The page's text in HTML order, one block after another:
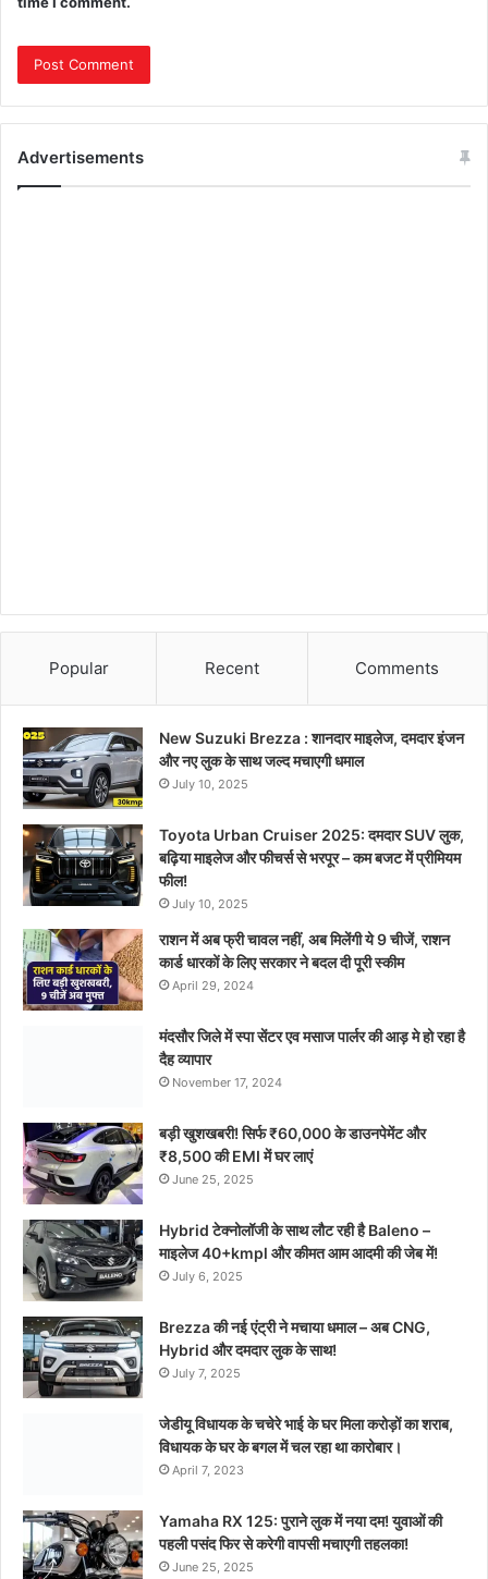
Advertisements
Popular Recent Comments
New Suzuki Brezza : शानदार माइलेज, दमदार इंजन
और नए लुक के साथ जल्द मचाएगी धमाल
July 10, 2025
Toyota Urban Cruiser 2025: दमदार SUV लुक,
बढ़िया माइलेज और फीचर्स से भरपूर – कम बजट में प्रीमियम
फील!
July 10, 2025
राशन में अब फ्री चावल नहीं, अब मिलेंगी ये 9 चीजें, राशन
कार्ड धारकों के लिए सरकार ने बदल दी पूरी स्कीम
April 29, 2024
मंदसौर जिले में स्पा सेंटर एव मसाज पार्लर की आड़ मे हो रहा है
दैह व्यापार
November 17, 2024
बड़ी खुशखबरी! सिर्फ ₹60,000 के डाउनपेमेंट और
₹8,500 की EMI में घर लाएं
June 25, 2025
Hybrid टेक्नोलॉजी के साथ लौट रही है Baleno –
माइलेज 40+kmpl और कीमत आम आदमी की जेब में!
July 6, 2025
Brezza की नई एंट्री ने मचाया धमाल – अब CNG,
Hybrid और दमदार लुक के साथ!
July 7, 2025
जेडीयू विधायक के चचेरे भाई के घर मिला करोड़ों का शराब,
विधायक के घर के बगल में चल रहा था कारोबार।
April 7, 2023
पहली पसंद फिर से करेगी वापसी मचाएगी तहलका!
June 25, 2025